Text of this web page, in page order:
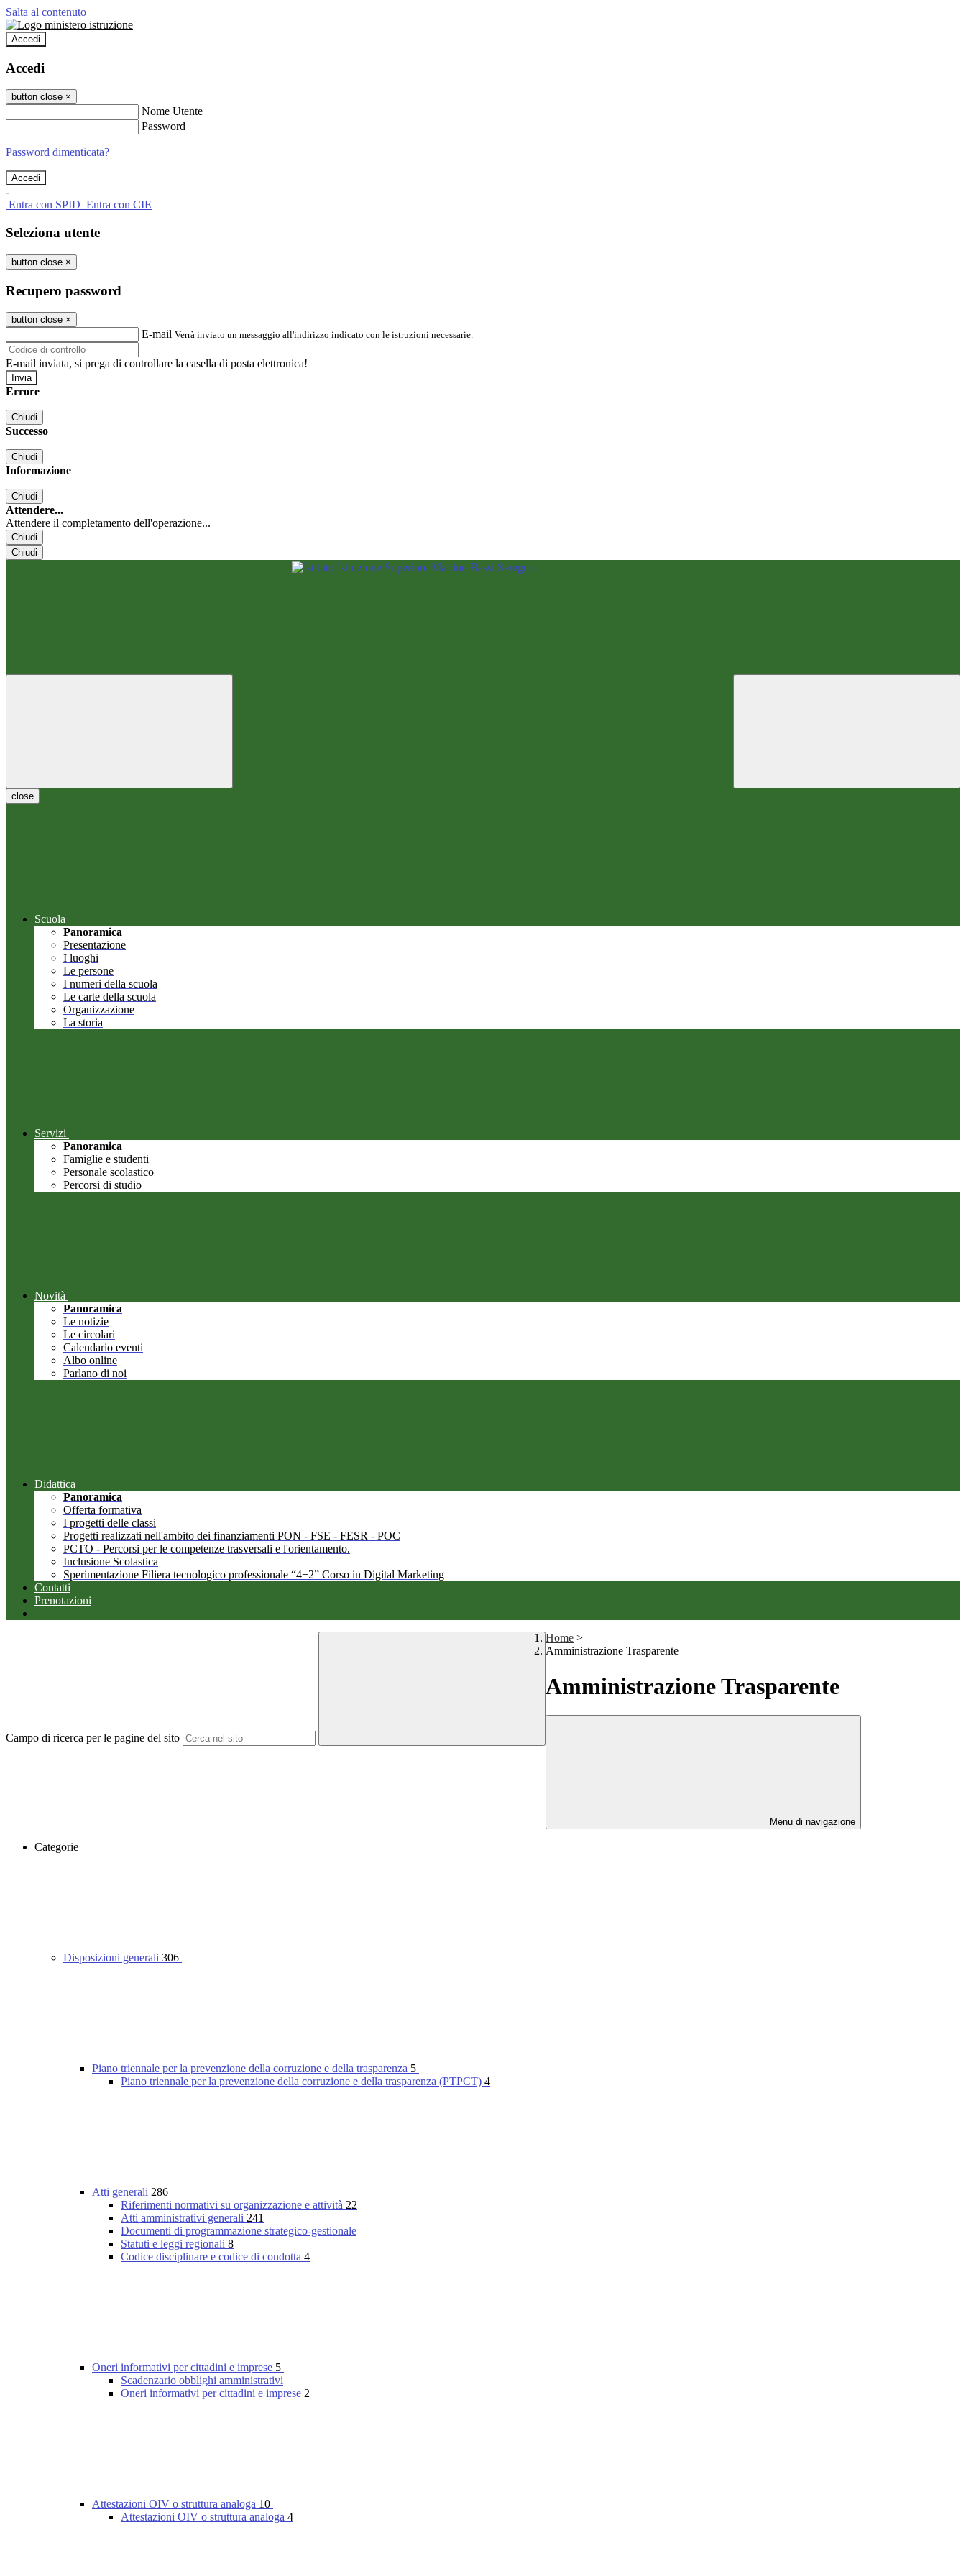
Salta al contenuto
Accedi
Accedi
button close ×
Nome Utente
Password
Password dimenticata?
-
Entra con SPID Entra con CIE
Seleziona utente
button close ×
Recupero password
button close ×
E-mail Verrà inviato un messaggio all'indirizzo indicato con le istruzioni necessarie.
E-mail inviata, si prega di controllare la casella di posta elettronica!
Errore
Chiudi
Successo
Chiudi
Informazione
Chiudi
Attendere...
Attendere il completamento dell'operazione...
Chiudi
Chiudi
close
Scuola
Panoramica
Presentazione
I luoghi
Le persone
I numeri della scuola
Le carte della scuola
Organizzazione
La storia
Servizi
Panoramica
Famiglie e studenti
Personale scolastico
Percorsi di studio
Novità
Panoramica
Le notizie
Le circolari
Calendario eventi
Albo online
Parlano di noi
Didattica
Panoramica
Offerta formativa
I progetti delle classi
Progetti realizzati nell'ambito dei finanziamenti PON - FSE - FESR - POC
PCTO - Percorsi per le competenze trasversali e l'orientamento.
Inclusione Scolastica
Sperimentazione Filiera tecnologico professionale “4+2” Corso in Digital Marketing
Contatti
Prenotazioni
Campo di ricerca per le pagine del sito
Home >
Amministrazione Trasparente
Amministrazione Trasparente
Menu di navigazione
Categorie
Disposizioni generali 306
Piano triennale per la prevenzione della corruzione e della trasparenza 5
Piano triennale per la prevenzione della corruzione e della trasparenza (PTPCT) 4
Atti generali 286
Riferimenti normativi su organizzazione e attività 22
Atti amministrativi generali 241
Documenti di programmazione strategico-gestionale
Statuti e leggi regionali 8
Codice disciplinare e codice di condotta 4
Oneri informativi per cittadini e imprese 5
Scadenzario obblighi amministrativi
Oneri informativi per cittadini e imprese 2
Attestazioni OIV o struttura analoga 10
Attestazioni OIV o struttura analoga 4